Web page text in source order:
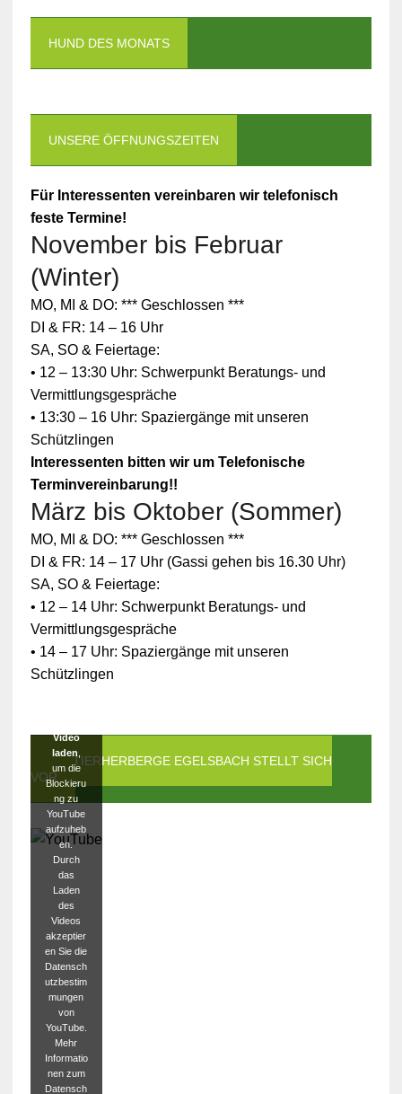
HUND DES MONATS
UNSERE ÖFFNUNGSZEITEN
Für Interessenten vereinbaren wir telefonisch
feste Termine!
November bis Februar
(Winter)
MO, MI & DO: *** Geschlossen ***
DI & FR: 14 – 16 Uhr
SA, SO & Feiertage:
• 12 – 13:30 Uhr: Schwerpunkt Beratungs- und
Vermittlungsgespräche
• 13:30 – 16 Uhr: Spaziergänge mit unseren
Schützlingen
Interessenten bitten wir um Telefonische
Terminvereinbarung!!
März bis Oktober (Sommer)
MO, MI & DO: *** Geschlossen ***
DI & FR: 14 – 17 Uhr (Gassi gehen bis 16.30 Uhr)
SA, SO & Feiertage:
• 12 – 14 Uhr: Schwerpunkt Beratungs- und
Vermittlungsgespräche
• 14 – 17 Uhr: Spaziergänge mit unseren
Schützlingen
DIE TIERHERBERGE EGELSBACH STELLT SICH
VOR
Zum
Schutz
Ihrer
persönlic
hen
Daten ist
die
Verbindun
g zu
blockiert
Video
laden
um die
Blockieru
ng zu
YouTube
aufzuheb
en.
Durch
das
Laden
des
Videos
akzeptier
en Sie die
Datensch
utzbestim
mungen
von
YouTube.
Mehr
Informatio
nen zum
Datensch